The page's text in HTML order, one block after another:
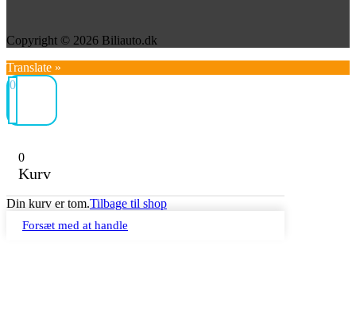
Copyright © 2026 Biliauto.dk
Translate »
0
0
Kurv
Din kurv er tom.Tilbage til shop
Forsæt med at handle